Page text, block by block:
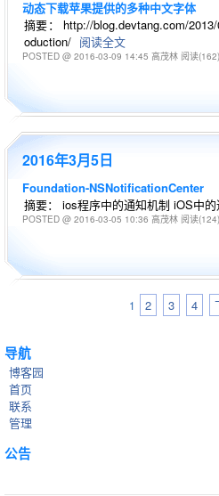
导航
博客园
首页
联系
管理
公告
动态下载苹果提供的多种中文字体
摘要： http://blog.devtang.com/
oduction/ 阅读全文
POSTED @ 2016-03-09 14:45 高茂林 阅读(162)
2016年3月5日
Foundation-NSNotificationCenter
摘要： ios程序中的通知机制 iOS中
POSTED @ 2016-03-05 10:36 高茂林 阅读(124)
1 2 3 4